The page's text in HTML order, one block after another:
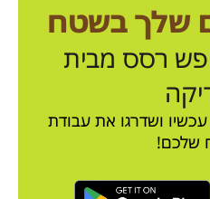
שלך בשטח
רסס מבית
ושדרגו את עבודת
שלכם!